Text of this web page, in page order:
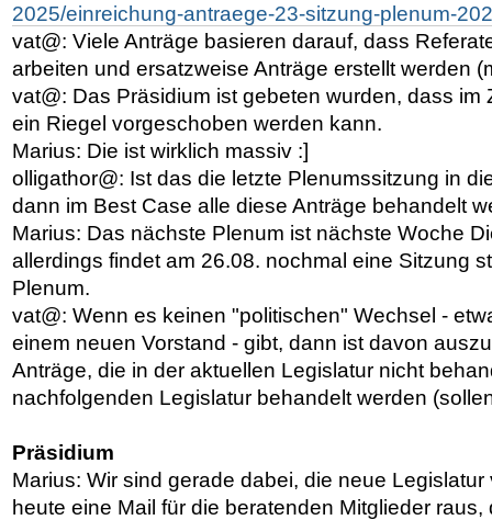
2025/einreichung-antraege-23-sitzung-plenum-
vat@: Viele Anträge basieren darauf, dass
arbeiten und ersatzweise Anträge erstellt werden
vat@: Das Präsidium ist gebeten wurden, dass im
ein Riegel vorgeschoben werden kann.
Marius: Die ist wirklich massiv :]
olligathor@: Ist das die letzte Plenumssitzung in
dann im Best Case alle diese Anträge behandelt
Marius: Das nächste Plenum ist nächste Woche
allerdings findet am 26.08. nochmal eine Sitzung
Plenum.
vat@: Wenn es keinen "politischen" Wechsel -
einem neuen Vorstand - gibt, dann ist davon
Anträge, die in der aktuellen Legislatur nicht
nachfolgenden Legislatur behandelt werden
Präsidium
Marius: Wir sind gerade dabei, die neue
heute eine Mail für die beratenden Mitglieder